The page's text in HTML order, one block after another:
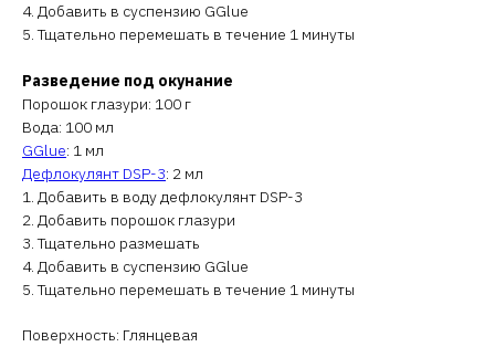
4. Добавить в суспензию GGlue
5. Тщательно перемешать в течение 1 минуты
Разведение под окунание
Порошок глазури: 100 г
Вода: 100 мл
GGlue: 1 мл
Дефлокулянт DSP-3: 2 мл
1. Добавить в воду дефлокулянт DSP-3
2. Добавить порошок глазури
3. Тщательно размешать
4. Добавить в суспензию GGlue
5. Тщательно перемешать в течение 1 минуты
Поверхность: Глянцевая